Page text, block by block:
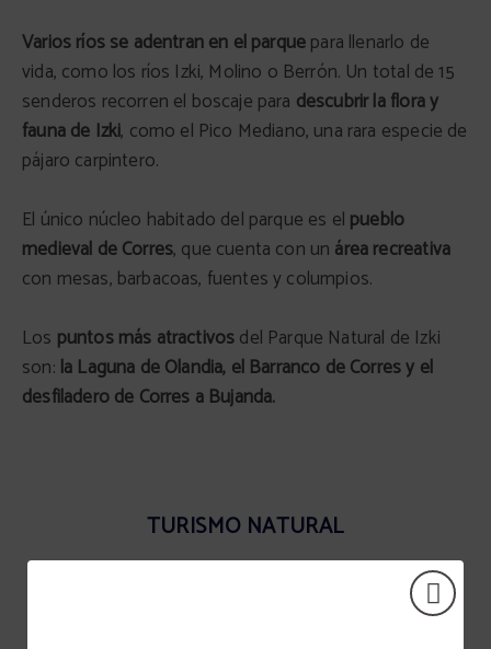
Varios ríos se adentran en el parquepara llenarlo de
vida, como los ríos Izki, Molino o Berrón. Un total de 15
senderos recorren el boscaje para descubrir la flora y
fauna de Izki, como el Pico Mediano, una rara especie de
pájaro carpintero.
El único núcleo habitado del parque es el pueblo
medieval de Corres, que cuenta con un área recreativa
con mesas, barbacoas, fuentes y columpios.
Los puntos más atractivosdel Parque Natural de Izki
son: la Laguna de Olandia, el Barranco de Corres y el
desfiladero de Corres a Bujanda.
TURISMO NATURAL